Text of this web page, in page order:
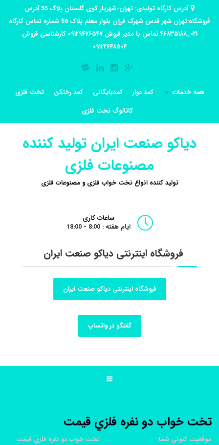
آدرس کارگاه تولیدی: تهران-شهریار کوی گلستان پلاک 55 آدرس
فروشگاه:تهران شهر قدس شهرک فرزان بلوار معلم پلاک 56 شماره تماس کارگاه
۰۲۱_۴۶۸۳۵۱۸۸ تماس با مدیر فروش ۰۹۱۲۹۴۷۶۵۴۷ کارشناسی فروش
۰۹۱۲۲۶۴۸۵۰۴
همه خدمات کمد دوار کمدبایگانی کمد رختکن
تخت فلزی
کاتالوگ تخت فلزی
دیاکو صنعت ایران تولید کننده
مصنوعات فلزی
تولید کننده انواع تخت خواب فلزی و مصنوعات فلزی
ساعات کاری
ایام هفته : 8:00 - 18:00
فروشگاه اینترنتی دیاکو صنعت ایران
فروشگاه اینترنتی دیاکو صنعت ایران
گفتگو در واتساپ
تخت خواب دو نفره فلزي قيمت
موقعیت کنونی شما: تخت خواب دو نفره فلزي قيمت